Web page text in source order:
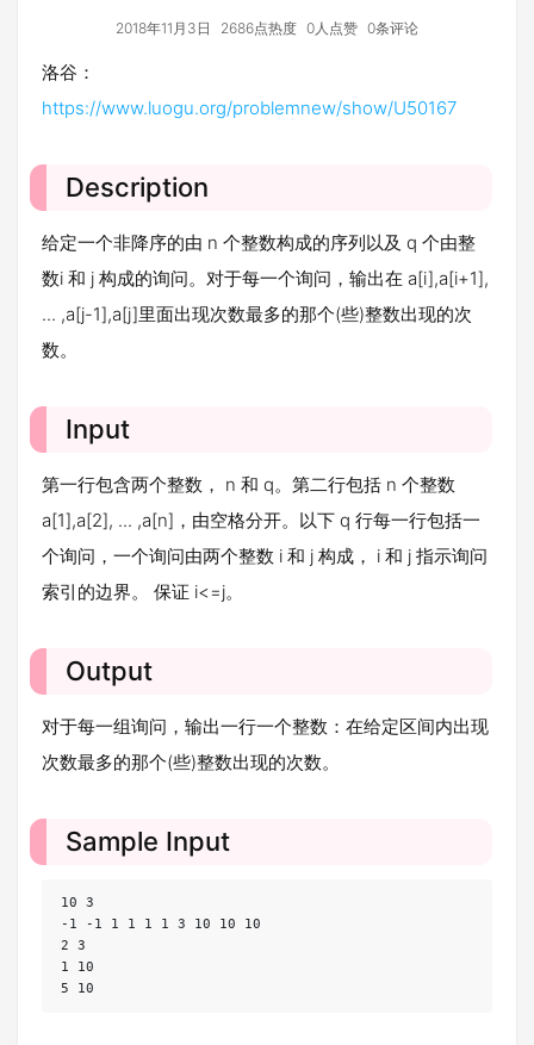
2018年11月3日 2686点热度 0人点赞 0条评论
洛谷：
https://www.luogu.org/problemnew/show/U50167
Description
给定一个非降序的由 n 个整数构成的序列以及 q 个由整
数i 和 j 构成的询问。对于每一个询问，输出在 a[i],a[i+1],
... ,a[j-1],a[j]里面出现次数最多的那个(些)整数出现的次
数。
Input
第一行包含两个整数， n 和 q。第二行包括 n 个整数
a[1],a[2], ... ,a[n] ，由空格分开。以下 q 行每一行包括一
个询问，一个询问由两个整数 i 和 j 构成， i 和 j 指示询问
索引的边界。 保证 i<=j。
Output
对于每一组询问，输出一行一个整数：在给定区间内出现
次数最多的那个(些)整数出现的次数。
Sample Input
10 3
-1 -1 1 1 1 1 3 10 10 10
2 3
1 10
5 10